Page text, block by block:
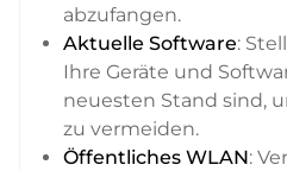
abzufangen.
Aktuelle Software:
Ihre Geräte und
neuesten Stand sind,
zu vermeiden.
Öffentliches WLAN: